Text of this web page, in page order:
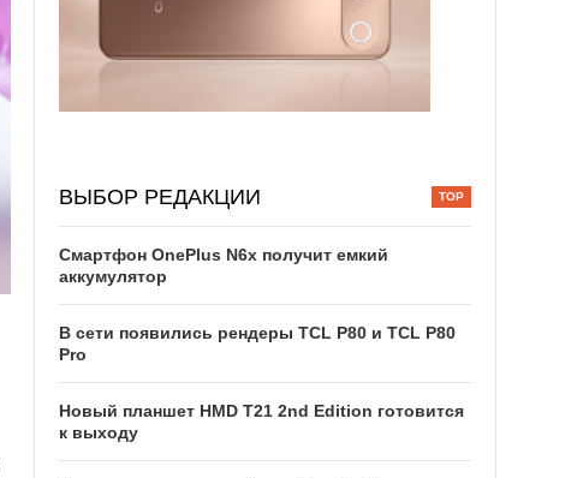
ВЫБОР РЕДАКЦИИ
Смартфон OnePlus N6x получит емкий
аккумулятор
В сети появились рендеры TCL P80 и TCL P80
Pro
Новый планшет HMD T21 2nd Edition готовится
к выходу